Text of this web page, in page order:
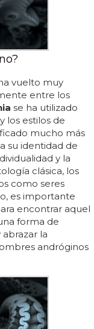
vuelto muy
entre los
se ha utilizado
los estilos de
mucho más
su identidad de
y la
clásica, los
como seres
es importante
encontrar aquel
forma de
la
andróginos